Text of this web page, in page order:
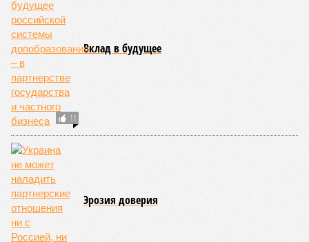
прочего в большой опасности Европа. Небывалая жара,
зафиксированная в этом и прошлом годах в Италии и во
Франции, тому лучшее подтверждение.
Есть в перечне A-Z Animals и экзотика, впрочем, не менее
смертоносная. Это, в частности, «лимнические
извержения», о которых мало кто слышал. Речь идёт о
явлениях, когда большое количество углекислого газа
внезапно вырывается из глубин озёр, образуя невидимое
удушающее газовое облако, которое безжалостно убивает
людей и животных. Катастрофа на озере Ньос в Камеруне
в 1986 году остаётся одним из наиболее чудовищных
примеров: более 1700 человек и тысячи голов скота
погибли из-за внезапного выброса CO₂, накрывшего
близлежащие деревни.
И здесь мы плавно подходим к тому, чем все эти